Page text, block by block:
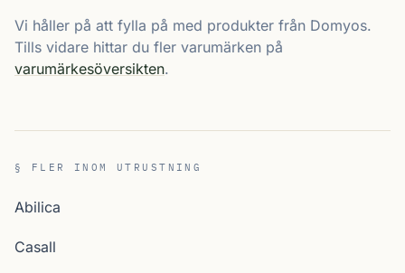
Vi håller på att fylla på med produkter från Domyos.
Tills vidare hittar du fler varumärken på
varumärkesöversikten.
§ FLER INOM UTRUSTNING
Abilica
Casall